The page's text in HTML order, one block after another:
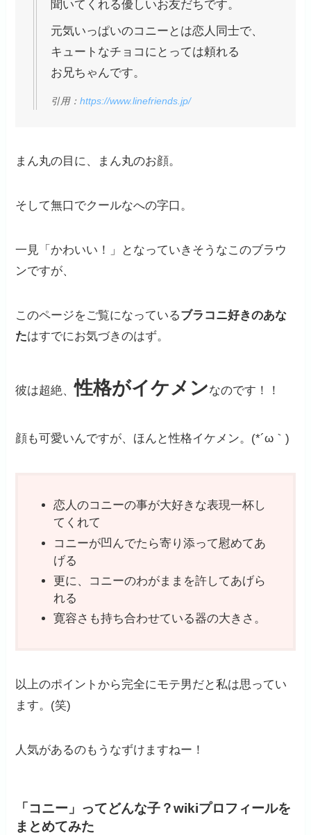
聞いてくれる優しいお友だちです。
元気いっぱいのコニーとは恋人同士で、
キュートなチョコにとっては頼れる
お兄ちゃんです。
引用：https://www.linefriends.jp/
まん丸の目に、まん丸のお顔。
そして無口でクールなへの字口。
一見「かわいい！」となっていきそうなこのブラウ
ンですが、
このページをご覧になっているブラコニ好きのあな
たはすでにお気づきのはず。
彼は超絶、性格がイケメンなのです！！
顔も可愛いんですが、ほんと性格イケメン。(*´ω｀)
恋人のコニーの事が大好きな表現一杯し
てくれて
コニーが凹んでたら寄り添って慰めてあ
げる
更に、コニーのわがままを許してあげら
れる
寛容さも持ち合わせている器の大きさ。
以上のポイントから完全にモテ男だと私は思ってい
ます。(笑)
人気があるのもうなずけますねー！
「コニー」ってどんな子？wikiプロフィールを
まとめてみた